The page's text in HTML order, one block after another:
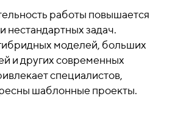
работы повышается
нестандартных задач.
моделей, больших
и других современных
специалистов,
шаблонные проекты.